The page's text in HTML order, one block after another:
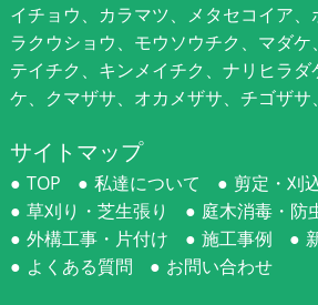
イチョウ、カラマツ、メタセコイア、
ラクウショウ、モウソウチク、マダ
テイチク、キンメイチク、ナリヒラ
ケ、クマザサ、オカメザサ、チゴザサ
サイトマップ
TOP 私達について 剪定・刈
草刈り・芝生張り
庭木消毒・防
外構工事・片付け
施工事例
よくある質問
お問い合わせ